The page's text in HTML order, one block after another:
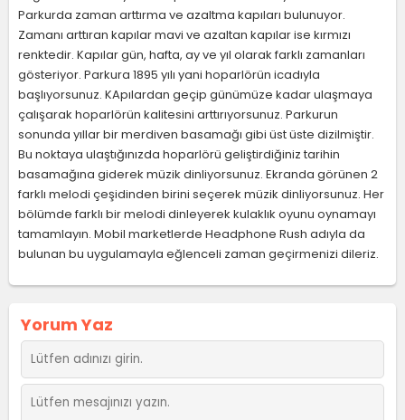
Parkurda zaman arttırma ve azaltma kapıları bulunuyor.
Zamanı arttıran kapılar mavi ve azaltan kapılar ise kırmızı
renktedir. Kapılar gün, hafta, ay ve yıl olarak farklı zamanları
gösteriyor. Parkura 1895 yılı yani hoparlörün icadıyla
başlıyorsunuz. KApılardan geçip günümüze kadar ulaşmaya
çalışarak hoparlörün kalitesini arttırıyorsunuz. Parkurun
sonunda yıllar bir merdiven basamağı gibi üst üste dizilmiştir.
Bu noktaya ulaştığınızda hoparlörü geliştirdiğiniz tarihin
basamağına giderek müzik dinliyorsunuz. Ekranda görünen 2
farklı melodi çeşidinden birini seçerek müzik dinliyorsunuz. Her
bölümde farklı bir melodi dinleyerek kulaklık oyunu oynamayı
tamamlayın. Mobil marketlerde Headphone Rush adıyla da
bulunan bu uygulamayla eğlenceli zaman geçirmenizi dileriz.
Yorum Yaz